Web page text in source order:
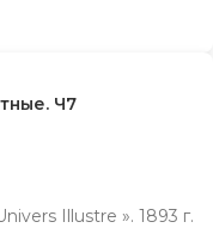
Ч7
Illustre ». 1893 г.